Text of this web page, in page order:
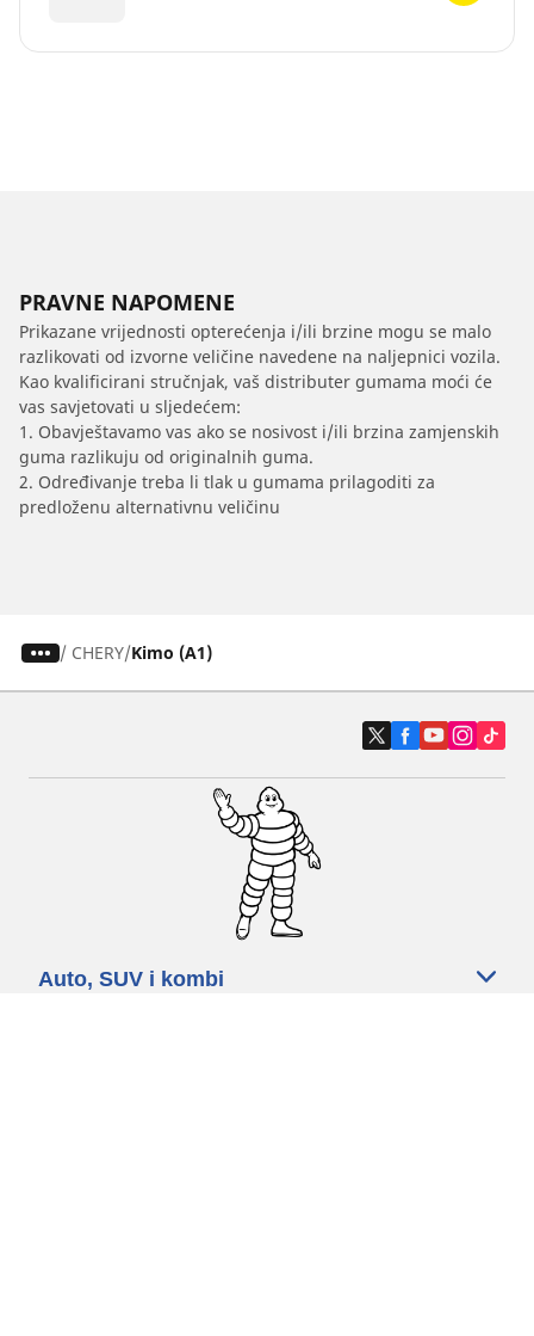
PRAVNE NAPOMENE
Prikazane vrijednosti opterećenja i/ili brzine mogu se malo
razlikovati od izvorne veličine navedene na naljepnici vozila.
Kao kvalificirani stručnjak, vaš distributer gumama moći će
vas savjetovati u sljedećem:
1. Obavještavamo vas ako se nosivost i/ili brzina zamjenskih
guma razlikuju od originalnih guma.
2. Određivanje treba li tlak u gumama prilagoditi za
predloženu alternativnu veličinu
/ CHERY Kimo (A1)
Auto, SUV i kombi